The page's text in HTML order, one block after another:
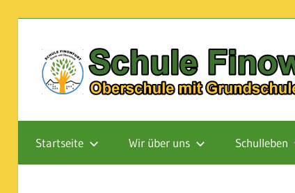
Inhalt
springen
mit
Grundschule,
Ganztagsschule
Startseite Wir über uns Schulleben